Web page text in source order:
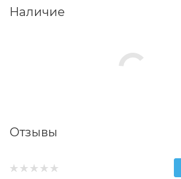
Наличие
Отзывы